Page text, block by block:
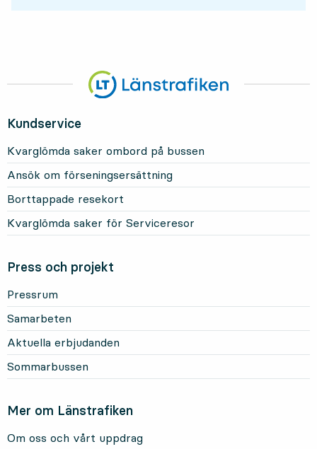
Kundservice
Kvarglömda saker ombord på bussen
Ansök om förseningsersättning
Borttappade resekort
Kvarglömda saker för Serviceresor
Press och projekt
Pressrum
Samarbeten
Aktuella erbjudanden
Sommarbussen
Mer om Länstrafiken
Om oss och vårt uppdrag